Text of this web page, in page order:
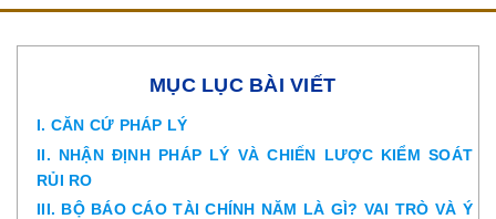
MỤC LỤC BÀI VIẾT
I. CĂN CỨ PHÁP LÝ
II. NHẬN ĐỊNH PHÁP LÝ VÀ CHIẾN LƯỢC KIỂM SOÁT
RỦI RO
III. BỘ BÁO CÁO TÀI CHÍNH NĂM LÀ GÌ? VAI TRÒ VÀ Ý